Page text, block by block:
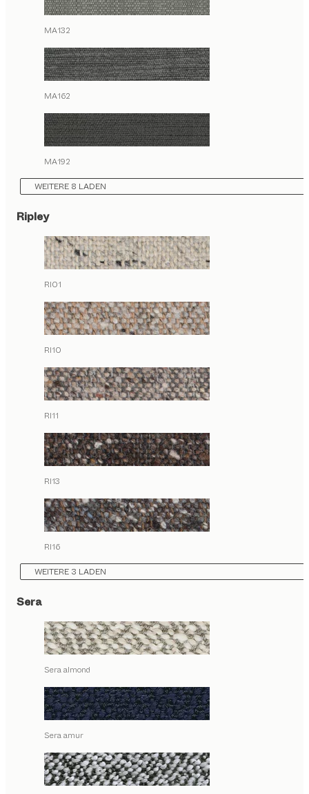
MA132
MA162
MA192
WEITERE 8 LADEN
Ripley
RI01
RI10
RI11
RI13
RI16
WEITERE 3 LADEN
Sera
Sera almond
Sera amur